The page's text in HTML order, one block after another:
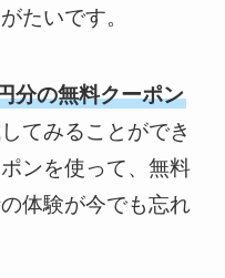
たいです。
分の無料クーポン
てみることができ
ンを使って、無料
体験が今でも忘れ